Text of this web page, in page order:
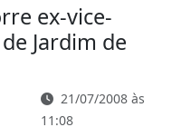
ex-vice-
Jardim de
21/07/2008 às
11:08